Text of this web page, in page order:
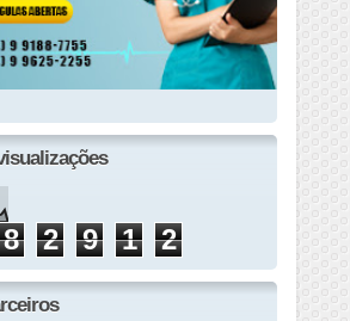
8 2 9 1 2